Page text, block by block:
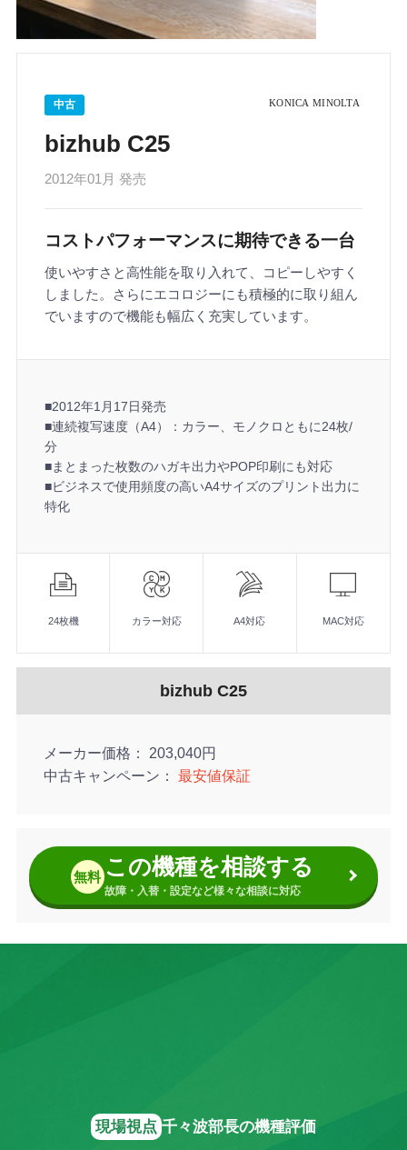
bizhub C25
2012年01月 発売
中古
コストパフォーマンスに期待できる一台
使いやすさと高性能を取り入れて、コピーしやすく
しました。さらにエコロジーにも積極的に取り組ん
でいますので機能も幅広く充実しています。
■2012年1月17日発売
■連続複写速度（A4）：カラー、モノクロともに24枚/
分
■まとまった枚数のハガキ出力やPOP印刷にも対応
■ビジネスで使用頻度の高いA4サイズのプリント出力に
特化
■2012年1月17日発売
■連続複写速度（A4）：カラー、モノクロともに24枚/分
■ビジネスで使用頻度の高いA4サイズのプリント出力に特化
24枚機 カラー対応 A4対応 MAC対応
bizhub C25
メーカー価格
203,040円
中古キャンペーン
最安値保証
無料 この機種を相談する
故障・入替・設定など様々な相談に対応
現場視点 千々波部長の機種評価